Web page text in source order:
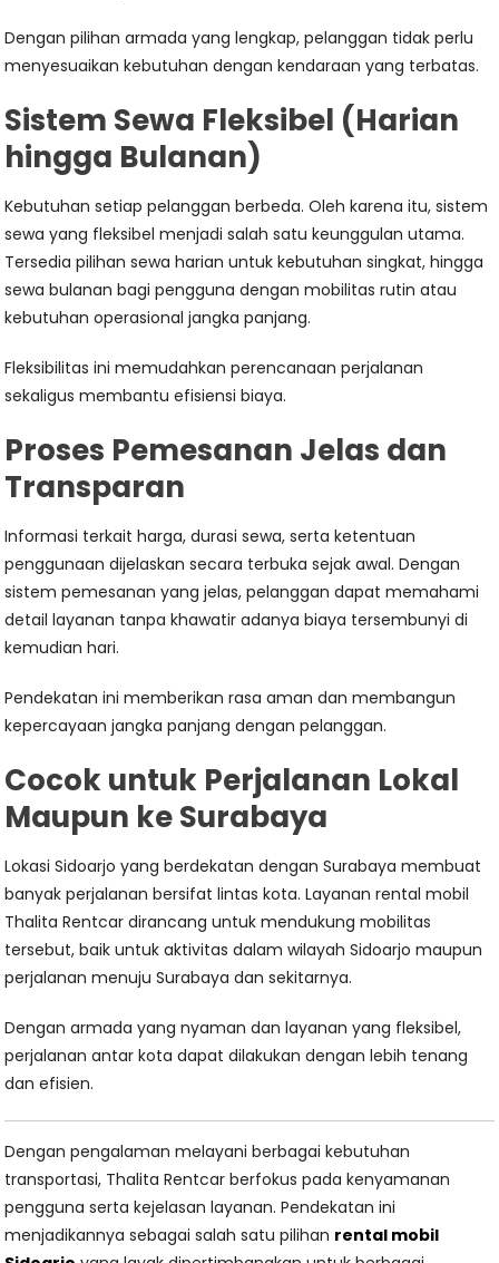
Dengan pilihan armada yang lengkap, pelanggan tidak perlu
menyesuaikan kebutuhan dengan kendaraan yang terbatas.
Sistem Sewa Fleksibel (Harian
hingga Bulanan)
Kebutuhan setiap pelanggan berbeda. Oleh karena itu, sistem
sewa yang fleksibel menjadi salah satu keunggulan utama.
Tersedia pilihan sewa harian untuk kebutuhan singkat, hingga
sewa bulanan bagi pengguna dengan mobilitas rutin atau
kebutuhan operasional jangka panjang.
Fleksibilitas ini memudahkan perencanaan perjalanan
sekaligus membantu efisiensi biaya.
Proses Pemesanan Jelas dan
Transparan
Informasi terkait harga, durasi sewa, serta ketentuan
penggunaan dijelaskan secara terbuka sejak awal. Dengan
sistem pemesanan yang jelas, pelanggan dapat memahami
detail layanan tanpa khawatir adanya biaya tersembunyi di
kemudian hari.
Pendekatan ini memberikan rasa aman dan membangun
kepercayaan jangka panjang dengan pelanggan.
Cocok untuk Perjalanan Lokal
Maupun ke Surabaya
Lokasi Sidoarjo yang berdekatan dengan Surabaya membuat
banyak perjalanan bersifat lintas kota. Layanan rental mobil
Thalita Rentcar dirancang untuk mendukung mobilitas
tersebut, baik untuk aktivitas dalam wilayah Sidoarjo maupun
perjalanan menuju Surabaya dan sekitarnya.
Dengan armada yang nyaman dan layanan yang fleksibel,
perjalanan antar kota dapat dilakukan dengan lebih tenang
dan efisien.
Dengan pengalaman melayani berbagai kebutuhan
transportasi, Thalita Rentcar berfokus pada kenyamanan
pengguna serta kejelasan layanan. Pendekatan ini
menjadikannya sebagai salah satu pilihan rental mobil